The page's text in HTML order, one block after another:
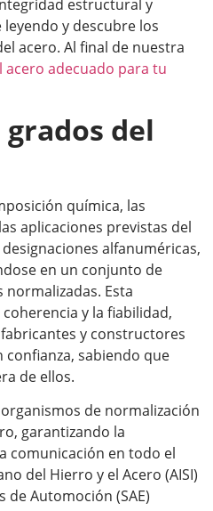
estructural y
y descubre los
acero. Al final de nuestra
acero adecuado para tu
grados del
química, las
aplicaciones previstas del
alfanuméricas,
en un conjunto de
normalizadas. Esta
y la fiabilidad,
y constructores
sabiendo que
de ellos.
de normalización
garantizando la
comunicación en todo el
del Hierro y el Acero (AISI)
de Automoción (SAE)